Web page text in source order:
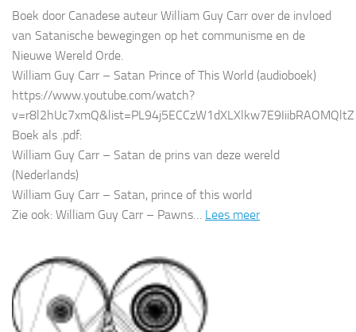
Boek door Canadese auteur William Guy Carr over de invloed
van Satanische bewegingen op het communisme en de
Nieuwe Wereld Orde.
William Guy Carr – Satan Prince of This World (audioboek)
https://www.youtube.com/watch?
v=r8l2hUc7xmQ&list=PL94j5ECCzW1dXLXlkw7E9IiibRAOMQltZ
Boek als .pdf:
William Guy Carr – Satan de prins van deze wereld
(Nederlands)
William Guy Carr – Satan, prince of this world
Zie ook: William Guy Carr – Pawns… Lees meer